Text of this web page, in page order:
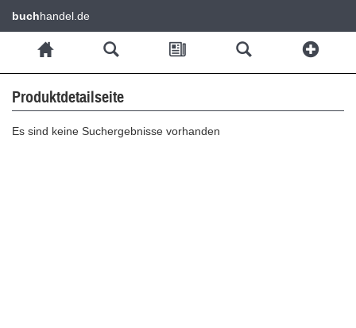
buchhandel.de
Produktdetailseite
Es sind keine Suchergebnisse vorhanden